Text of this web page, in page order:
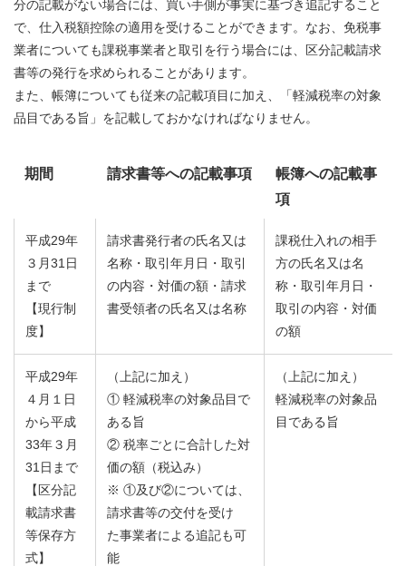
分の記載がない場合には、買い手側が事実に基づき追記すること
で、仕入税額控除の適用を受けることができます。なお、免税事
業者についても課税事業者と取引を行う場合には、区分記載請求
書等の発行を求められることがあります。
また、帳簿についても従来の記載項目に加え、「軽減税率の対象
品目である旨」を記載しておかなければなりません。
期間 請求書等への記載事項
帳簿への記載事
項
平成29年
３月31日
まで
【現行制
度】
請求書発行者の氏名又は
名称・取引年月日・取引
の内容・対価の額・請求
書受領者の氏名又は名称
課税仕入れの相手
方の氏名又は名
称・取引年月日・
取引の内容・対価
の額
平成29年
４月１日
から平成
33年３月
31日まで
【区分記
載請求書
等保存方
式】
（上記に加え）
① 軽減税率の対象品目で
ある旨
② 税率ごとに合計した対
価の額（税込み）
※ ①及び②については、
請求書等の交付を受け
た事業者による追記も可
能
（上記に加え）
軽減税率の対象品
目である旨